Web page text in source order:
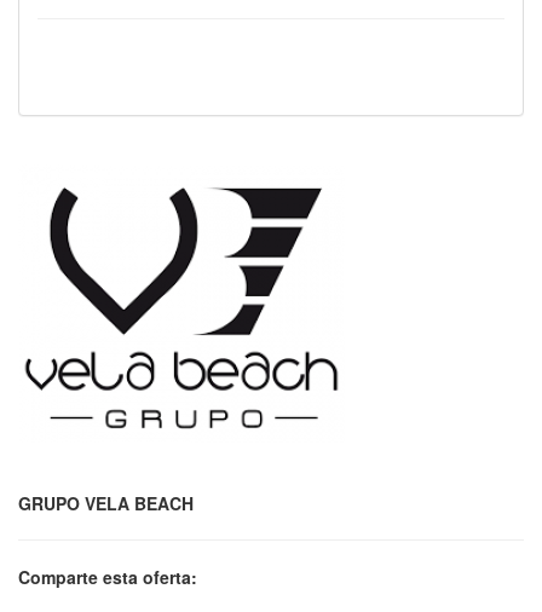
GRUPO VELA BEACH
Comparte esta oferta: